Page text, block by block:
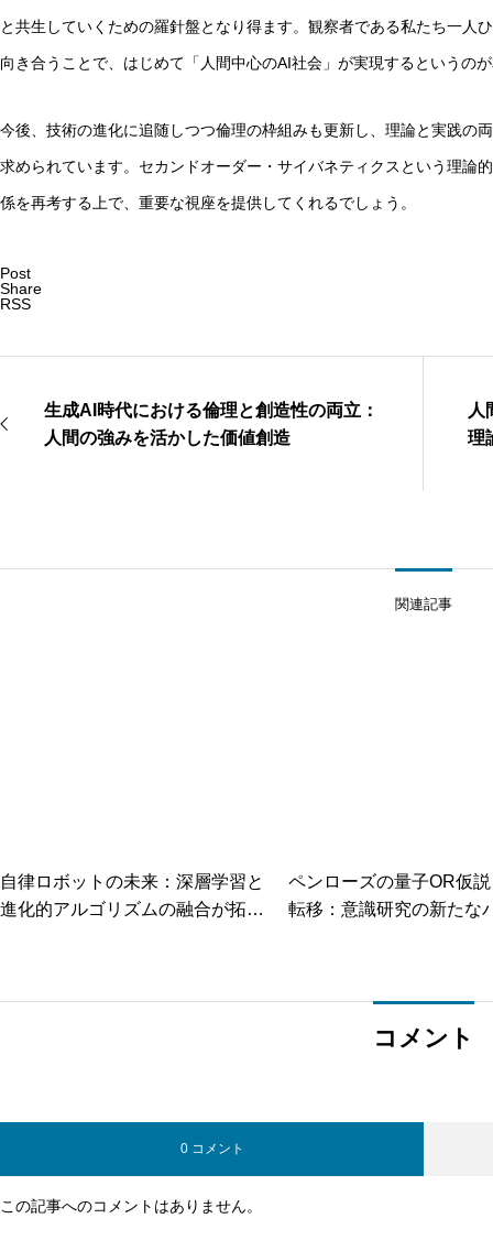
と共生していくための羅針盤となり得ます。観察者である私たち一人
向き合うことで、はじめて「人間中心のAI社会」が実現するというの
今後、技術の進化に追随しつつ倫理の枠組みも更新し、理論と実践の
求められています。セカンドオーダー・サイバネティクスという理論
係を再考する上で、重要な視座を提供してくれるでしょう。
Post
Share
RSS
生成AI時代における倫理と創造性の両立：
人間の強みを活かした価値創造
人
理
関連記事
自律ロボットの未来：深層学習と
進化的アルゴリズムの融合が拓く
ペンローズの量子OR仮
転移：意識研究の新たな
コメント
0 コメント
この記事へのコメントはありません。